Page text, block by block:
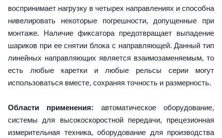
воспринимает нагрузку в четырех направлениях и способна
нивелировать некоторые погрешности, допущенные при
монтаже. Наличие фиксатора предотвращает выпадение
шариков при ее снятии блока с направляющей. Данный тип
линейных направляющих является взаимозаменяемым, то
есть любые каретки и любые рельсы серии могут
использоваться вместе, сохраняя точность и размерность.
Области применения: автоматическое оборудование,
системы для высокоскоростной передачи, прецезионная
измерительная техника, оборудование для производства